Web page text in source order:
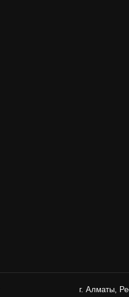
г. Алматы,